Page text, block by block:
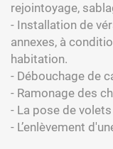
rejointoyage,
- Installation de
annexes, à
habitation.
- Débouchage de
- Ramonage des
- La pose de
- L’enlèvement